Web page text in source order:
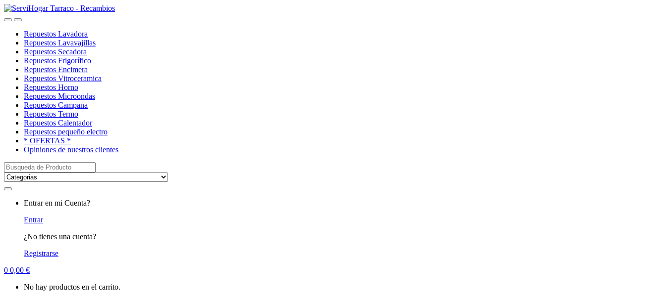
Saltar
a
saltar
al
OpenClose
Repuestos Lavadora
Repuestos Lavavajillas
Repuestos Secadora
Repuestos Frigorífico
Repuestos Encimera
Repuestos Vitroceramica
Repuestos Horno
Repuestos Microondas
Repuestos Campana
Repuestos Termo
Repuestos Calentador
Repuestos pequeño electro
* OFERTAS *
Opiniones de nuestros clientes
Buscar:
Entrar en mi Cuenta?
Entrar
¿No tienes una cuenta?
Registrarse
0 0,00 €
No hay productos en el carrito.